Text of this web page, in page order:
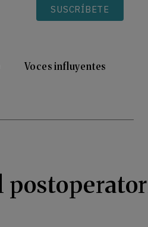
SUSCRÍBETE
Voces influyentes